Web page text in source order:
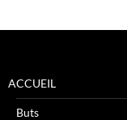
ACCUEIL
Buts